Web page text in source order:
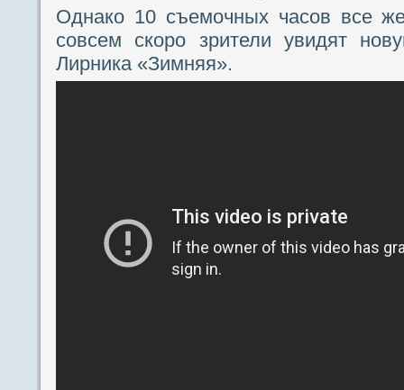
Однако 10 съемочных часов все
совсем скоро зрители увидят
Лирника «Зимняя».